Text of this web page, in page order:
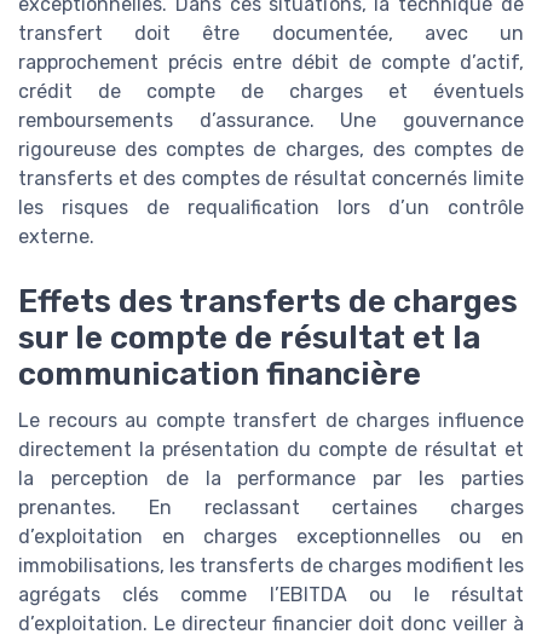
transfert doit être documentée, avec un
rapprochement précis entre débit de compte d’actif,
crédit de compte de charges et éventuels
remboursements d’assurance. Une gouvernance
rigoureuse des comptes de charges, des comptes de
transferts et des comptes de résultat concernés limite
les risques de requalification lors d’un contrôle
externe.
Effets des transferts de charges
sur le compte de résultat et la
communication financière
Le recours au compte transfert de charges influence
directement la présentation du compte de résultat et
la perception de la performance par les parties
prenantes. En reclassant certaines charges
d’exploitation en charges exceptionnelles ou en
immobilisations, les transferts de charges modifient les
agrégats clés comme l’EBITDA ou le résultat
d’exploitation. Le directeur financier doit donc veiller à